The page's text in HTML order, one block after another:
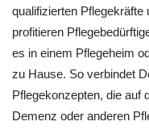
qualifizierten
profitieren
es in einem Pflegeheim
zu Hause. So verbindet
Pflegekonzepten, die auf
Demenz oder anderen